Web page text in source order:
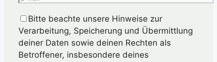
Bitte beachte unsere Hinweise zur
Verarbeitung, Speicherung und Übermittlung
deiner Daten sowie deinen Rechten als
Betroffener, insbesondere deines